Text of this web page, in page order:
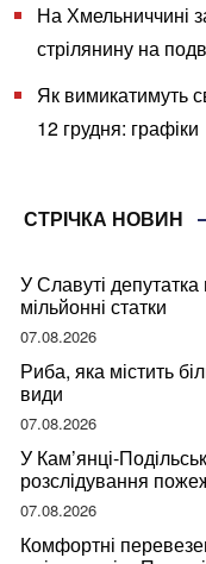
На Хмельниччині
стрілянину на
Як вимикатимуть
12 грудня: графіки
СТРІЧКА НОВИН
У Славуті
мільйонні статки
07.08.2026
Риба, яка містить
види
07.08.2026
У Кам’янці-
розслідування
07.08.2026
Комфортні